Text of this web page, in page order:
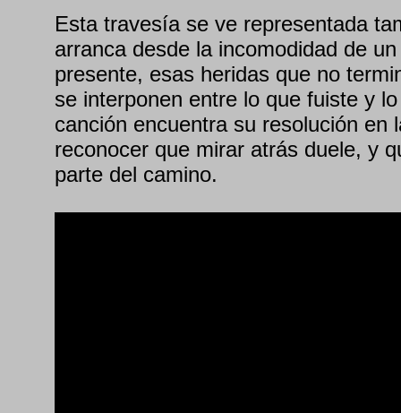
Esta travesía se ve representada
arranca desde la incomodidad de
presente, esas heridas que no
se interponen entre lo que fuiste y
canción encuentra su resolución en
reconocer que mirar atrás duele, y
parte del camino.